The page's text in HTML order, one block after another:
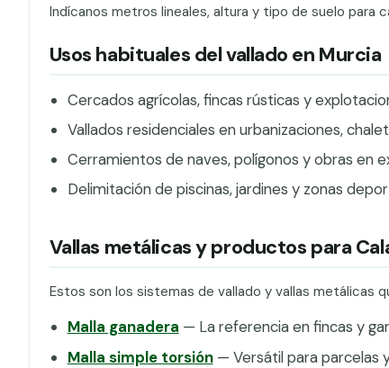
Indícanos metros lineales, altura y tipo de suelo para
Usos habituales del vallado en Murcia
Cercados agrícolas, fincas rústicas y
Vallados residenciales en urbanizaciones,
Cerramientos de naves, polígonos y obras en
Delimitación de piscinas, jardines y zonas
Vallas metálicas y productos para
Estos son los sistemas de vallado y vallas metálicas
Malla ganadera — La referencia en fincas y
Malla simple torsión— Versátil para parcelas